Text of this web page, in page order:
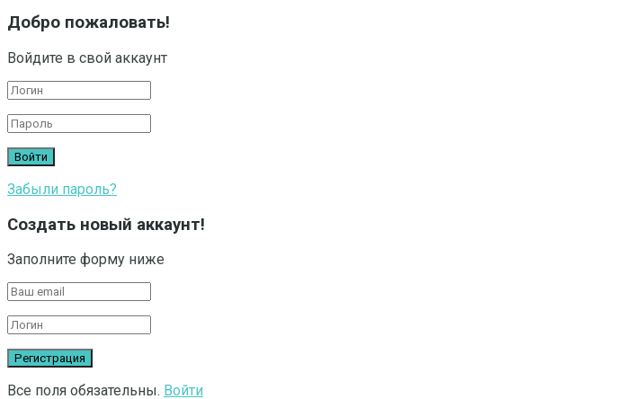
Добро пожаловать!
Войдите в свой аккаунт
Забыли пароль?
Создать новый аккаунт!
Заполните форму ниже
Все поля обязательны. Войти